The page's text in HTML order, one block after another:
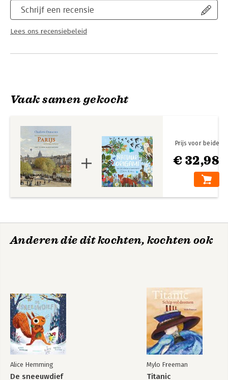
Schrijf een recensie
Lees ons recensiebeleid
Vaak samen gekocht
€ 32,98
Prijs voor beide
Anderen die dit kochten, kochten ook
Alice Hemming
De sneeuwdief
Mylo Freeman
Titanic